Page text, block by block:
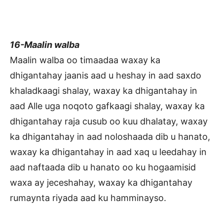
16-Maalin walba
Maalin walba oo timaadaa waxay ka
dhigantahay jaanis aad u heshay in aad saxdo
khaladkaagi shalay, waxay ka dhigantahay in
aad Alle uga noqoto gafkaagi shalay, waxay ka
dhigantahay raja cusub oo kuu dhalatay, waxay
ka dhigantahay in aad noloshaada dib u hanato,
waxay ka dhigantahay in aad xaq u leedahay in
aad naftaada dib u hanato oo ku hogaamisid
waxa ay jeceshahay, waxay ka dhigantahay
rumaynta riyada aad ku hamminayso.